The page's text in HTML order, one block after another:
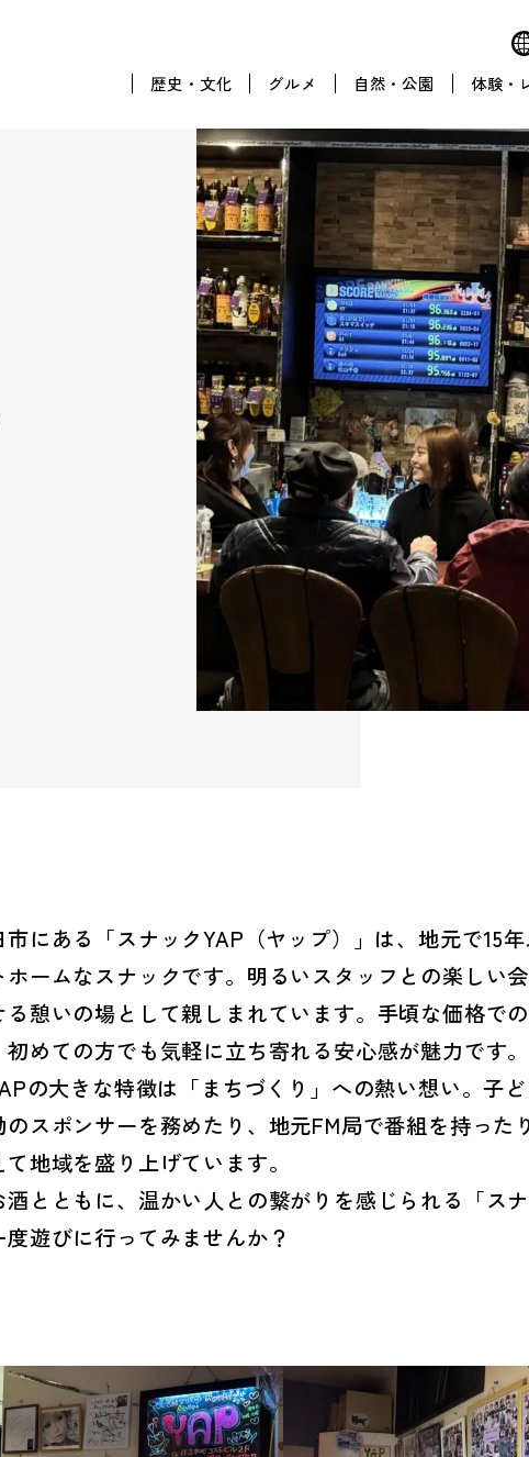
歴史・文化 グルメ 自然・公園 体験・
市にある「スナックYAP（ヤップ）」は、地元で15
ホームなスナックです。明るいスタッフとの楽しい
る憩いの場として親しまれています。手頃な価格で
初めての方でも気軽に立ち寄れる安心感が魅力です。
の大きな特徴は「まちづくり」への熱い想い。子
スポンサーを務めたり、地元FM局で番組を持った
地域を盛り上げています。
とともに、温かい人との繋がりを感じられる「スナ
遊びに行ってみませんか？